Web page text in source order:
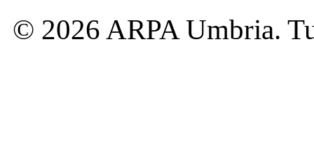
© 2026 ARPA Umbria.